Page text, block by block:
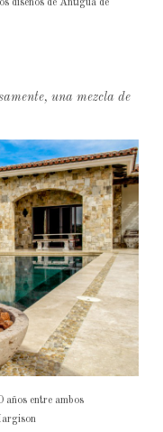
diseños de Antigua de
una mezcla de
años entre ambos